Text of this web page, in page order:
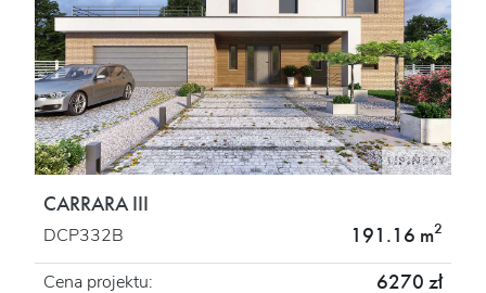
CARRARA III
DCP332B 191.16 m2
Cena projektu: 6270 zł